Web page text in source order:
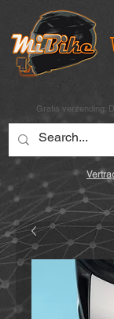
Gratis verzending: